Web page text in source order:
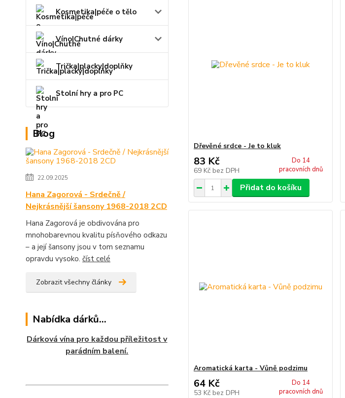
Kosmetika|péče o tělo
Víno|Chutné dárky
Trička|placky|doplňky
Stolní hry a pro PC
Blog
22.09.2025
Hana Zagorová - Srdečně /
Nejkrásnější šansony 1968-2018 2CD
Hana Zagorová je obdivována pro
mnohobarevnou kvalitu písňového odkazu
– a její šansony jsou v tom seznamu
opravdu vysoko. číst celé
Zobrazit všechny články
Nabídka dárků...
Dárková vína pro každou příležitost v
parádním balení.
Dřevěné srdce - Je to kluk
83 Kč
69 Kč bez DPH
Do 14
pracovních dnů
Přidat do košíku
Aromatická karta - Vůně podzimu
64 Kč
53 Kč bez DPH
Do 14
pracovních dnů